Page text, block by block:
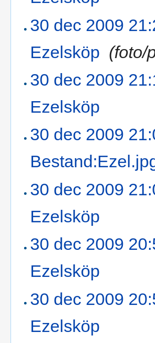
30 dec 2009
Ezelsköp (foto/
30 dec 2009
Ezelsköp
30 dec 2009
30 dec 2009
Ezelsköp
30 dec 2009
Ezelsköp
30 dec 2009
Ezelsköp